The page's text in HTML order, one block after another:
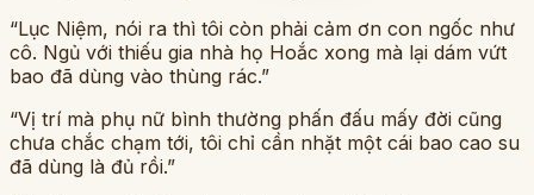
“Lục Niệm, nói ra thì tôi còn phải cảm ơn con ngốc như
cô. Ngủ với thiếu gia nhà họ Hoắc xong mà lại dám vứt
bao đã dùng vào thùng rác.”
“Vị trí mà phụ nữ bình thường phấn đấu mấy đời cũng
chưa chắc chạm tới, tôi chỉ cần nhặt một cái bao cao su
đã dùng là đủ rồi.”